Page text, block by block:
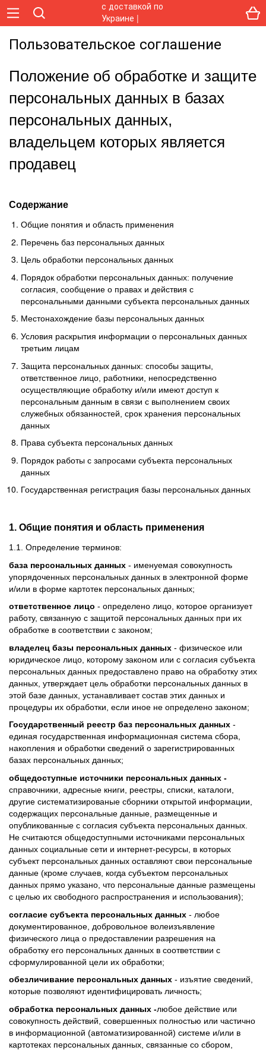
Пользовательское соглашение
Положение об обработке и защите
персональных данных в базах
персональных данных,
владельцем которых является
продавец
Содержание
Общие понятия и область применения
Перечень баз персональных данных
Цель обработки персональных данных
Порядок обработки персональных данных: получение
согласия, сообщение о правах и действия с
персональными данными субъекта персональных данных
Местонахождение базы персональных данных
Условия раскрытия информации о персональных данных
третьим лицам
Защита персональных данных: способы защиты,
ответственное лицо, работники, непосредственно
осуществляющие обработку и/или имеют доступ к
персональным данным в связи с выполнением своих
служебных обязанностей, срок хранения персональных
данных
Права субъекта персональных данных
Порядок работы с запросами субъекта персональных
данных
Государственная регистрация базы персональных данных
1. Общие понятия и область применения
1.1. Определение терминов:
база персональных данных - именуемая совокупность
упорядоченных персональных данных в электронной форме
и/или в форме картотек персональных данных;
ответственное лицо - определено лицо, которое организует
работу, связанную с защитой персональных данных при их
обработке в соответствии с законом;
владелец базы персональных данных - физическое или
юридическое лицо, которому законом или с согласия субъекта
персональных данных предоставлено право на обработку этих
данных, утверждает цель обработки персональных данных в
этой базе данных, устанавливает состав этих данных и
процедуры их обработки, если иное не определено законом;
Государственный реестр баз персональных данных -
единая государственная информационная система сбора,
накопления и обработки сведений о зарегистрированных
базах персональных данных;
общедоступные источники персональных данных -
справочники, адресные книги, реестры, списки, каталоги,
другие систематизированые сборники открытой информации,
содержащих персональные данные, размещенные и
опубликованные с согласия субъекта персональных данных.
Не считаются общедоступными источниками персональных
данных социальные сети и интернет-ресурсы, в которых
субъект персональных данных оставляют свои персональные
данные (кроме случаев, когда субъектом персональных
данных прямо указано, что персональные данные размещены
с целью их свободного распространения и использования);
согласие субъекта персональных данных - любое
документированное, добровольное волеизъявление
физического лица о предоставлении разрешения на
обработку его персональных данных в соответствии с
сформулированной цели их обработки;
обезличивание персональных данных - изъятие сведений,
которые позволяют идентифицировать личность;
обработка персональных данных -любое действие или
совокупность действий, совершенных полностью или частично
в информационной (автоматизированной) системе и/или в
картотеках персональных данных, связанные со сбором,